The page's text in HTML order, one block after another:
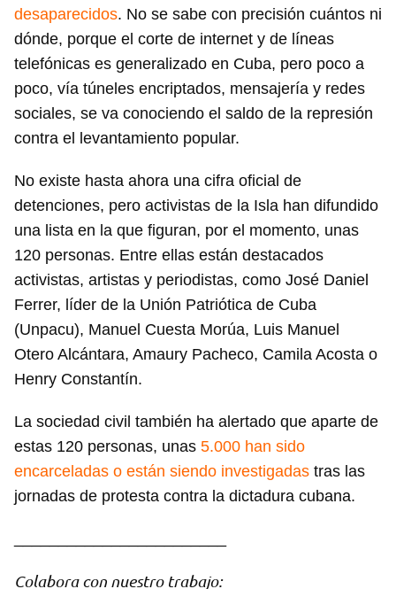
desaparecidos. No se sabe con precisión cuántos ni
dónde, porque el corte de internet y de líneas
telefónicas es generalizado en Cuba, pero poco a
poco, vía túneles encriptados, mensajería y redes
sociales, se va conociendo el saldo de la represión
contra el levantamiento popular.
No existe hasta ahora una cifra oficial de
detenciones, pero activistas de la Isla han difundido
una lista en la que figuran, por el momento, unas
120 personas. Entre ellas están destacados
activistas, artistas y periodistas, como José Daniel
Ferrer, líder de la Unión Patriótica de Cuba
(Unpacu), Manuel Cuesta Morúa, Luis Manuel
Otero Alcántara, Amaury Pacheco, Camila Acosta o
Henry Constantín.
La sociedad civil también ha alertado que aparte de
estas 120 personas, unas 5.000 han sido
encarceladas o están siendo investigadas tras las
jornadas de protesta contra la dictadura cubana.
Colabora con nuestro trabajo: